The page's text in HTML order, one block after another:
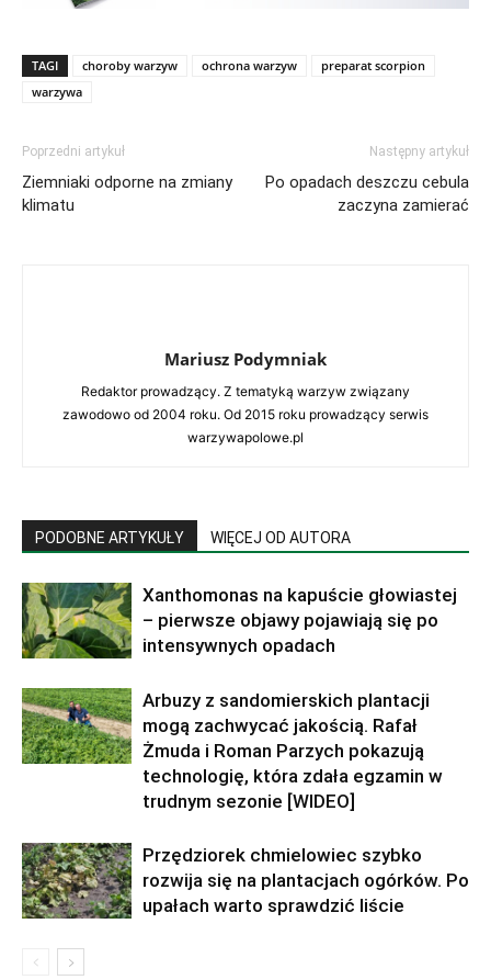
TAGI choroby warzyw ochrona warzyw
preparat scorpion
warzywa
Poprzedni artykuł
Ziemniaki odporne na zmiany
klimatu
Następny artykuł
Po opadach deszczu cebula
zaczyna zamierać
Mariusz Podymniak
Redaktor prowadzący. Z tematyką warzyw związany
zawodowo od 2004 roku. Od 2015 roku prowadzący serwis
warzywapolowe.pl
PODOBNE ARTYKUŁY WIĘCEJ OD AUTORA
Xanthomonas na kapuście głowiastej
– pierwsze objawy pojawiają się po
intensywnych opadach
Arbuzy z sandomierskich plantacji
mogą zachwycać jakością. Rafał
Żmuda i Roman Parzych pokazują
technologię, która zdała egzamin w
trudnym sezonie [WIDEO]
Przędziorek chmielowiec szybko
rozwija się na plantacjach ogórków. Po
upałach warto sprawdzić liście